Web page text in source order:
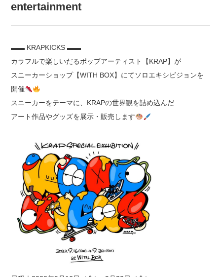
entertainment
▬▬ KRAPKICKS ▬▬
カラフルで楽しいだるポップアーティスト【KRAP】が
スニーカーショップ【WITH BOX】にてソロエキシビジョンを
開催
スニーカーをテーマに、KRAPの世界観を詰め込んだ
アート作品やグッズを展示・販売します